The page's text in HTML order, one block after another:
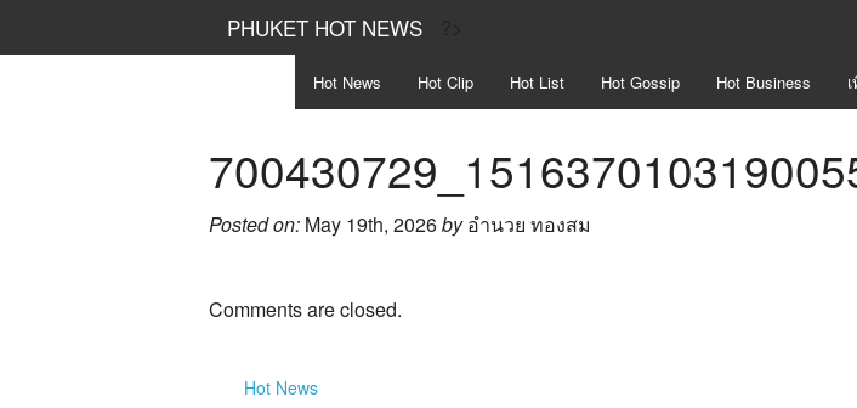
PHUKET HOT NEWS
Hot News Hot Clip Hot List Hot Gossip Hot Business
Posted on: May 19th, 2026byอำนวย ทองสม
Comments are closed.
Hot News